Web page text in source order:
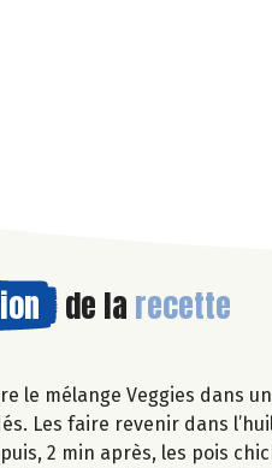
de la recette
le mélange Veggies dans
Les faire revenir dans
puis, 2 min après, les pois